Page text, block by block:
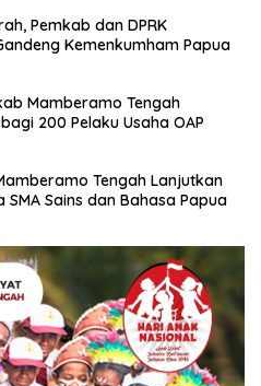
Pemkab dan DPRK
Kemenkumham Papua
Mamberamo Tengah
200 Pelaku Usaha OAP
Tengah Lanjutkan
Sains dan Bahasa Papua